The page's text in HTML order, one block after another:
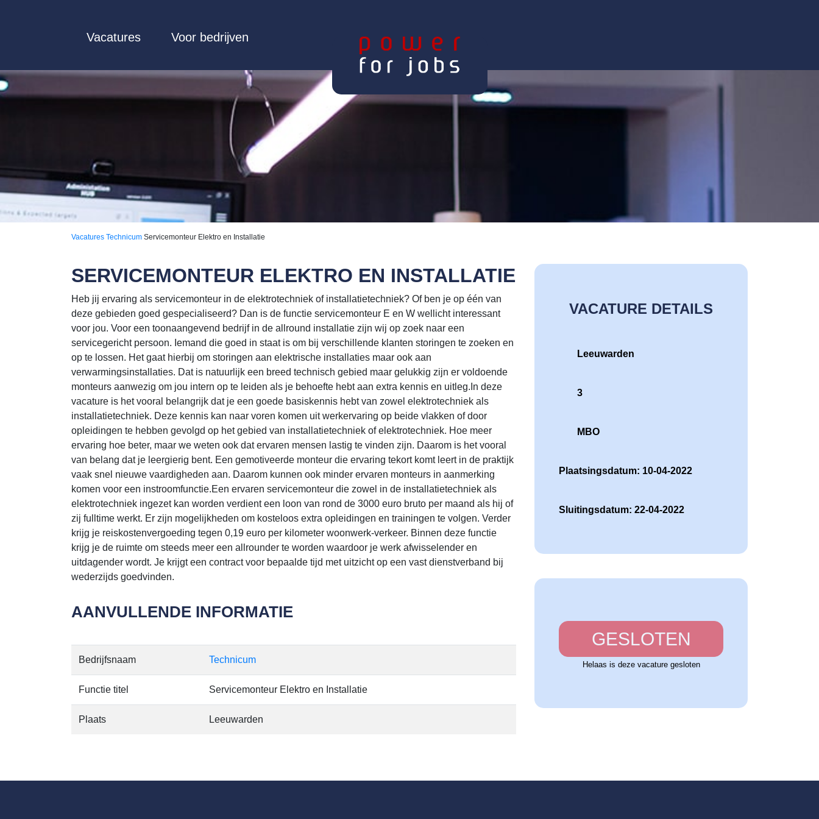
Vacatures Voor bedrijven
Vacatures Technicum Servicemonteur Elektro en Installatie
SERVICEMONTEUR ELEKTRO EN INSTALLATIE
Heb jij ervaring als servicemonteur in de elektrotechniek of installatietechniek? Of ben je op één van
deze gebieden goed gespecialiseerd? Dan is de functie servicemonteur E en W wellicht interessant
voor jou. Voor een toonaangevend bedrijf in de allround installatie zijn wij op zoek naar een
servicegericht persoon. Iemand die goed in staat is om bij verschillende klanten storingen te zoeken en
op te lossen. Het gaat hierbij om storingen aan elektrische installaties maar ook aan
verwarmingsinstallaties. Dat is natuurlijk een breed technisch gebied maar gelukkig zijn er voldoende
monteurs aanwezig om jou intern op te leiden als je behoefte hebt aan extra kennis en uitleg.In deze
vacature is het vooral belangrijk dat je een goede basiskennis hebt van zowel elektrotechniek als
installatietechniek. Deze kennis kan naar voren komen uit werkervaring op beide vlakken of door
opleidingen te hebben gevolgd op het gebied van installatietechniek of elektrotechniek. Hoe meer
ervaring hoe beter, maar we weten ook dat ervaren mensen lastig te vinden zijn. Daarom is het vooral
van belang dat je leergierig bent. Een gemotiveerde monteur die ervaring tekort komt leert in de praktijk
vaak snel nieuwe vaardigheden aan. Daarom kunnen ook minder ervaren monteurs in aanmerking
komen voor een instroomfunctie.Een ervaren servicemonteur die zowel in de installatietechniek als
elektrotechniek ingezet kan worden verdient een loon van rond de 3000 euro bruto per maand als hij of
zij fulltime werkt. Er zijn mogelijkheden om kosteloos extra opleidingen en trainingen te volgen. Verder
krijg je reiskostenvergoeding tegen 0,19 euro per kilometer woonwerk-verkeer. Binnen deze functie
krijg je de ruimte om steeds meer een allrounder te worden waardoor je werk afwisselender en
uitdagender wordt. Je krijgt een contract voor bepaalde tijd met uitzicht op een vast dienstverband bij
wederzijds goedvinden.
AANVULLENDE INFORMATIE
Bedrijfsnaam Technicum
Functie titel Servicemonteur Elektro en Installatie
Plaats Leeuwarden
VACATURE DETAILS
Leeuwarden
3
MBO
Plaatsingsdatum: 10-04-2022
Sluitingsdatum: 22-04-2022
GESLOTEN
Helaas is deze vacature gesloten